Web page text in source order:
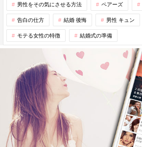
男性をその気にさせる方法 ペアーズ
告白の仕方 結婚 後悔 男性 キュン
モテる女性の特徴 結婚式の準備